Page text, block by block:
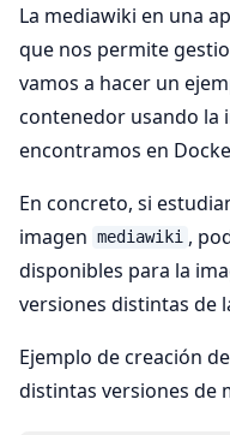
La mediawiki en una
que nos permite
vamos a hacer un
contenedor usando la
encontramos en
En concreto, si
imagen mediawiki ,
disponibles para la
versiones distintas de
Ejemplo de creación
distintas versiones de